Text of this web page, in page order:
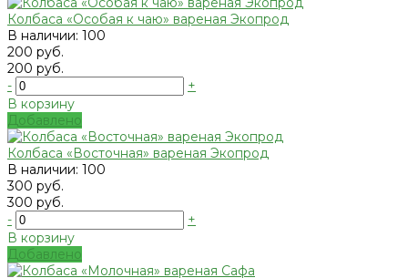
Колбаса «Особая к чаю» вареная Экопрод
В наличии: 100
200 руб.
200 руб.
-
+
В корзину
Добавлено
Колбаса «Восточная» вареная Экопрод
В наличии: 100
300 руб.
300 руб.
-
+
В корзину
Добавлено